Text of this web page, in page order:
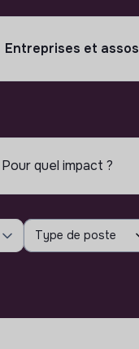
Entreprises et assos
Pour quel impact ?
Type de poste